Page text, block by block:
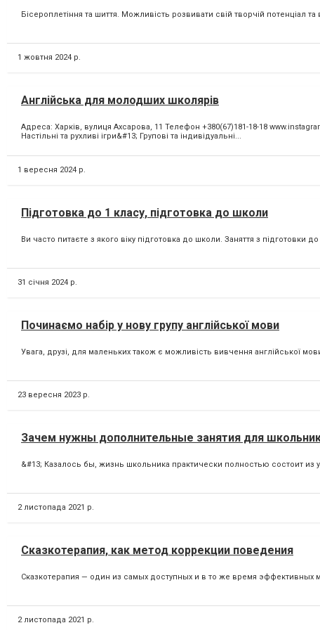
Бісероплетіння та шиття. Можливість розвивати свій творчій потенціал та
1 жовтня 2024 р.
Англійська для молодших школярів
Адреса: Харків, вулиця Ахсарова, 11 Телефон +380(67)181-18-18
Настільні та рухливі ігри&#13; Групові та індивідуальні...
1 вересня 2024 р.
Підготовка до 1 класу, підготовка до школи
Ви часто питаєте з якого віку підготовка до школи. Заняття з підготовки
31 січня 2024 р.
Починаємо набір у нову групу англійської мови
Увага, друзі, для маленьких також є можливість вивчення англійської
23 вересня 2023 р.
Зачем нужны дополнительные занятия для
&#13; Казалось бы, жизнь школьника практически полностью состоит
2 листопада 2021 р.
Сказкотерапия, как метод коррекции поведения
Сказкотерапия — один из самых доступных и в то же время
2 листопада 2021 р.